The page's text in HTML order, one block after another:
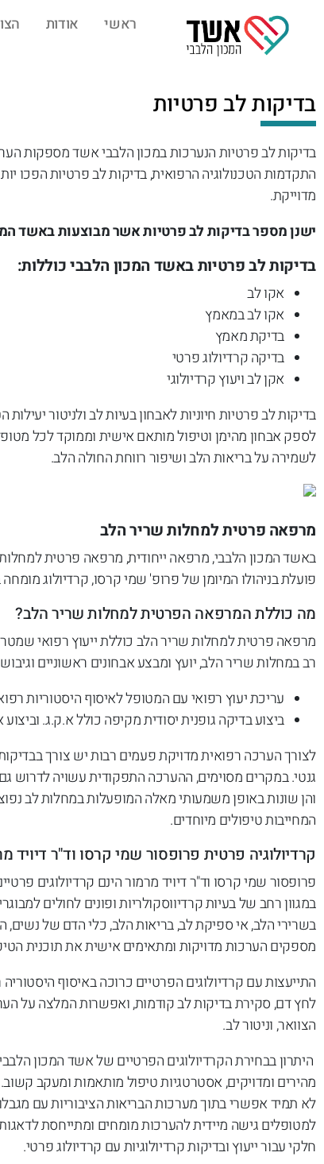
ראשי אודות
בדיקות לב פרטיות
בדיקות לב פרטיות הנערכות במכון הלבבי אשד מספקות
התקדמות הטכנולוגיה הרפואית, בדיקות לב פרטיות הפכו
מדוייקת.
ישנן מספר בדיקות לב פרטיות אשר מבוצעות באשד
בדיקות לב פרטיות באשד המכון הלבבי כוללות:
אקו לב
אקו לב במאמץ
בדיקת מאמץ
בדיקה קרדיולוג פרטי
אקן לב ויעוץ קרדיולוגי
בדיקות לב פרטיות חיוניות לאבחון בעיות לב ולניטור
לספק אבחון מהימן וטיפול מותאם אישית וממוקד לכל
לשמירה על בריאות הלב ושיפור רווחת החולה הלב.
מרפאה פרטית למחלות שריר הלב
באשד המכון הלבבי, מרפאה ייחודית, מרפאה פרטית
פועלת בניהולו המיומן של פרופ' שמי קרסו, קרדיולוג
מה כוללת המרפאה הפרטית למחלות שריר הלב?
מרפאה פרטית למחלות שריר הלב כוללת ייעוץ רפואי
רב במחלות שריר הלב, יועץ ומבצע אבחונים ראשוניים
עריכת יעוץ רפואי עם המטופל לאיסוף היסטוריות
ביצוע בדיקה גופנית יסודית מקיפה כולל א.ק.ג.
גנטי. במקרים מסוימים, ההערכה התפקודית עשויה
והן שונות באופן משמעותי מאלה המופעלות במחלות לב
המחייבות טיפולים מיוחדים.
קרדיולוגיה פרטית פרופסור שמי קרסו וד"ר דיויד
פרופסור שמי קרסו וד"ר דיויד מרמור הינם קרדיולוגים
במגוון רחב של בעיות קרדיווסקולריות ופונים לחולים
בשרירי הלב, אי ספיקת לב, בריאות הלב, כלי הדם של נשים,
מספקים הערכות מדויקות ומתאימים אישית את תוכנית
התייעצות עם קרדיולוגים הפרטיים כרוכה באיסוף
לחץ דם, סקירת בדיקות לב קודמות, ואפשרות המלצה על
הצוואר, וניטור לב.
היתרון בבחירת הקרדיולוגים הפרטיים של אשד המכון
מהירים ומדויקים, אסטרטגיות טיפול מותאמות ומעקב
לא תמיד אפשרי בתוך מערכות הבריאות הציבוריות עם
למטופלים גישה מיידית להערכות מומחים ומתייחסת
חלקי עבור ייעוץ ובדיקות קרדיולוגיות עם קרדיולוג פרטי.